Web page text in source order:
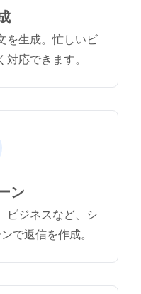
を生成。忙しいビ
対応できます。
ン
ビジネスなど、シ
で返信を作成。